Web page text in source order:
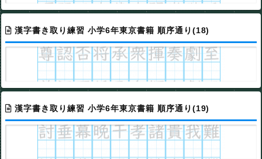
漢字書き取り練習 小学6年東京書籍 順序通り(18)
漢字書き取り練習 小学6年東京書籍 順序通り(19)